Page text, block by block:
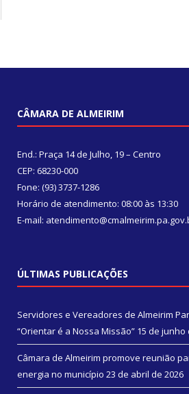
CÂMARA DE ALMEIRIM
End.: Praça 14 de Julho, 19 – Centro
CEP: 68230-000
Fone: (93) 3737-1286
Horário de atendimento: 08:00 às 13:30
E-mail:
ÚLTIMAS PUBLICAÇÕES
Servidores e Vereadores de Almeirim
“Orientar é a Nossa Missão” 15 de junho
Câmara de Almeirim promove reunião
energia no município 23 de abril de 2026